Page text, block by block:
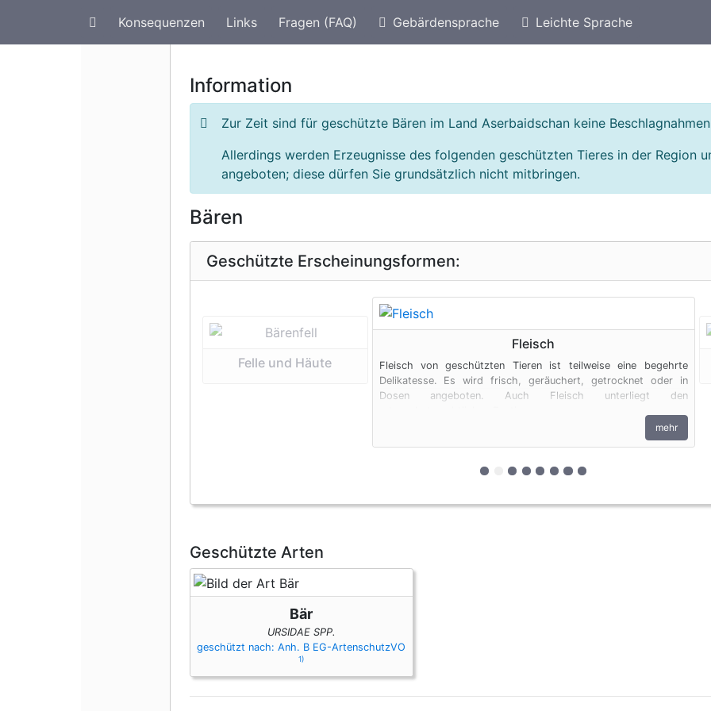
Konsequenzen Links Fragen (FAQ) Gebärdensprache Leichte Sprache
Information
Zur Zeit sind für geschützte Bären im Land Aserbaidschan keine
Allerdings werden Erzeugnisse des folgenden geschützten Tieres in der Region
angeboten; diese dürfen Sie grundsätzlich nicht mitbringen.
Bären
Geschützte Erscheinungsformen:
Vorherige geschützte Erscheinungsform
Felle und Häute
Fleisch
Fleisch von geschützten Tieren ist teilweise eine begehrte
Delikatesse. Es wird frisch, geräuchert, getrocknet oder in
Dosen angeboten. Auch Fleisch unterliegt den
mehr
zur 1. geschützten Erscheinungsform
zur 2. geschützten
zur 3. geschützten
zur 4. geschützten
zur 5. geschützten
zur 6. geschützten
zur 7. geschützten
zur 8. geschützten
Geschützte Arten
Bär
URSIDAE SPP.
geschützt nach: Anh. B EG-ArtenschutzVO
1)